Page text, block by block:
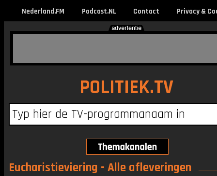
Nederland.FM Podcast.NL Contact Privacy &
POLITIEK.TV
Eucharistieviering - Alle afleveringen